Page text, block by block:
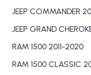
JEEP COMMANDER
JEEP GRAND
RAM 1500 2011-2020
RAM 1500 CLASSIC